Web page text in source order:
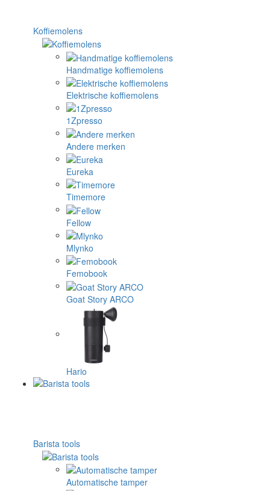
Koffiemolens
Handmatige koffiemolens
Elektrische koffiemolens
1Zpresso
Andere merken
Eureka
Timemore
Fellow
Mlynko
Femobook
Goat Story ARCO
Hario
Barista tools
Automatische tamper